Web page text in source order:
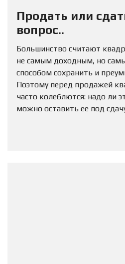
Продать или
вопрос..
Большинство считают
не самым доходным, но
способом сохранить и
Поэтому перед продажей
часто колеблются: надо ли
можно оставить ее под